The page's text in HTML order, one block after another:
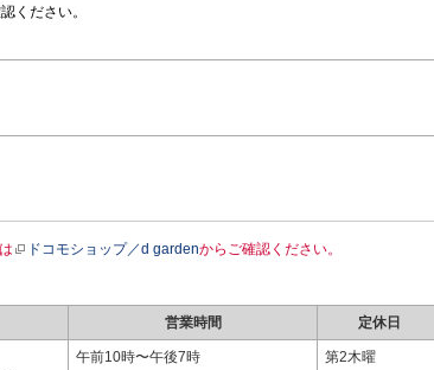
ください。
ドコモショップ／d gardenからご確認ください。
営業時間 定休日
午前10時〜午後7時 第2木曜